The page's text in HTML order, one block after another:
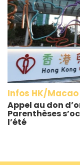
Infos HK/Macao
Appel au don
Parenthèses
l’été